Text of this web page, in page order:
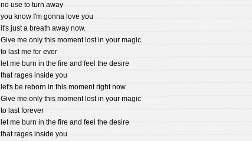
no use to turn away
you know I'm gonna love you
it's just a breath away now.
Give me only this moment lost in your magic
to last me for ever
let me burn in the fire and feel the desire
that rages inside you
let's be reborn in this moment right now.
Give me only this moment lost in your magic
to last forever
let me burn in the fire and feel the desire
that rages inside you